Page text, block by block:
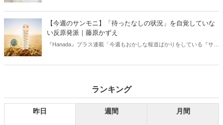
【今週のサンモニ】「待ったなしの状況」を自覚していな
い反原発派｜藤原かずえ
『Hanada』プラス連載「今週もおかしな報道ばかりをしている『サン
ランキング
昨日 週間 月間